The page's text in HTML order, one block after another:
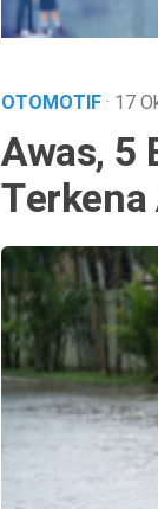
OTOMOTIF· 17
Awas, 5